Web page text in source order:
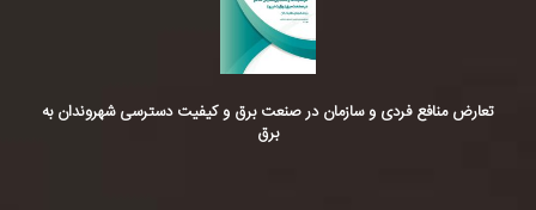
تعارض منافع فردی و سازمان در صنعت برق و کیفیت دسترسی شهروندان به
برق